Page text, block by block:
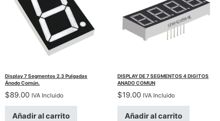
Display 7 Segmentos 2.3 Pulgadas
Ánodo Común.
$89.00 IVA Incluido
Añadir al carrito
DISPLAY DE 7 SEGMENTOS 4 DIGITOS
ANADO COMUN
$19.00 IVA Incluido
Añadir al carrito